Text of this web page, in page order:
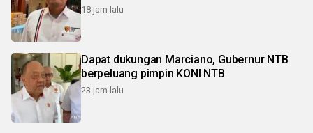
18 jam lalu
Dapat dukungan Marciano, Gubernur NTB
berpeluang pimpin KONI NTB
23 jam lalu